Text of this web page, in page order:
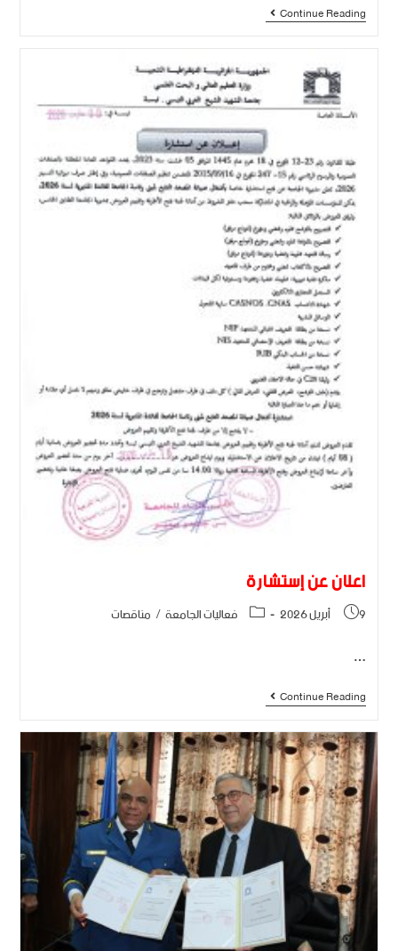
Continue Reading
اعلان عن إستشارة
9 أبريل 2026 فعاليات الجامعة/ مناقصات
…
Continue Reading